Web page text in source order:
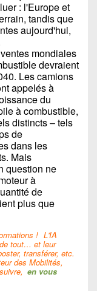
: l'Europe et
tandis que
aujourd'hui,
mondiales
devraient
Les camions
appelés à
du
à combustible,
distincts – tels
de
dans les
Mais
question ne
à
de
plus que
! L'IA
tout… et leur
transférer, etc.
des Mobilités,
en vous